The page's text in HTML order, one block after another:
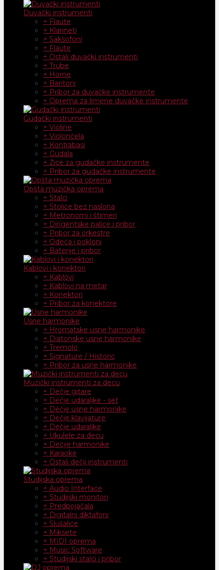
Duvački instrumenti
+ Flaute
+ Klarineti
+ Saksofoni
+ Flaute
+ Ostali duvački instrumenti
+ Trube
+ Horne
+ Baritoni
+ Pribor za duvačke instrumente
+ Oprema za limene duvačke instrumente
Gudački instrumenti
+ Violine
+ Violončela
+ Kontrabasi
+ Gudala
+ Žice za gudačke instrumente
+ Pribor za gudačke instrumente
Opšta muzička oprema
+ Stalci
+ Stolice bez naslona
+ Metronomi i štimeri
+ Dirigentske palice i pribor
+ Pribor za orkestre
+ Odeća i pokloni
+ Baterije i pribor
Kablovi i konektori
+ Kablovi
+ Kablovi na metar
+ Konektori
+ Pribor za konektore
Usne harmonike
+ Hromatske usne harmonike
+ Diatonske usne harmonike
+ Tremolo
+ Signature / Historic
+ Pribor za usne harmonike
Muzički instrumenti za decu
+ Dečje gitare
+ Dečje udaraljke - set
+ Dečje usne harmonike
+ Dečje klavijature
+ Dečje udaraljke
+ Ukulele za decu
+ Dečije harmonike
+ Karaoke
+ Ostali dečji instrumenti
Studijska oprema
+ Audio Interface
+ Studijski monitori
+ Predpojačala
+ Digitalni diktafoni
+ Slušalice
+ Miksete
+ MIDI oprema
+ Music Software
+ Studijski stalci i pribor